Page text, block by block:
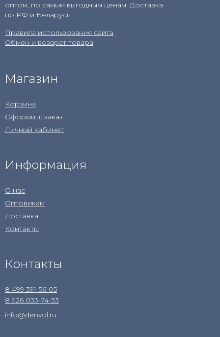
оптом, по самым выгодным ценам. Доставка
по РФ и Беларусь.
Правила использования сайта
Обмен и возврат товара
Магазин
Корзина
Оформить заказ
Личный кабинет
Информация
О нас
Оптовикам
Доставка
Контакты
Контакты
8 499 391-56-05
8 926 033-74-33
info@denvol.ru